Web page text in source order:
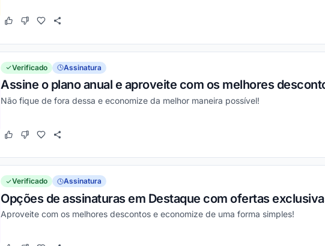
Este cupom funcionou
Este cupom não funcionou
Verificado Assinatura
Assine o plano anual e aproveite com os melhores
Não fique de fora dessa e economize da melhor maneira possível!
Este cupom funcionou
Este cupom não funcionou
Verificado Assinatura
Opções de assinaturas em Destaque com ofertas
Aproveite com os melhores descontos e economize de uma forma simples!